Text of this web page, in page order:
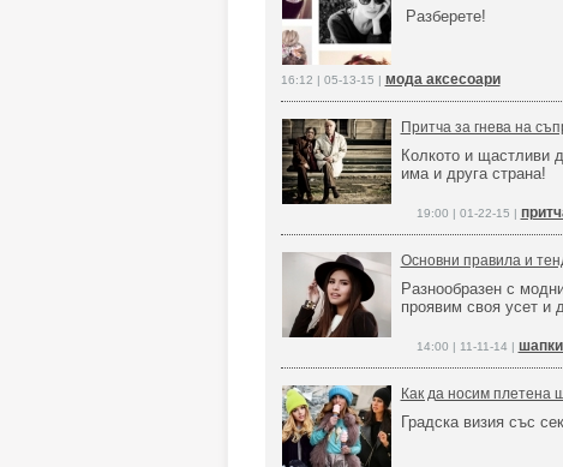
Разберете!
16:12 | 05-13-15 | мода аксесоари
Притча за гнева на
Колкото и щастливи
има и друга страна!
19:00 | 01-22-15 |
Основни правила и
Разнообразен с
проявим своя усет и
14:00 | 11-11-14 |
Как да носим плетена
Градска визия със